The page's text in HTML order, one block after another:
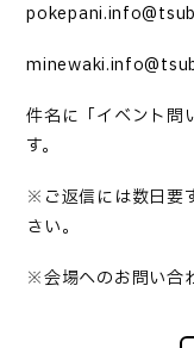
件名に「イベント問
す。
※ご返信には数日要
さい。
※会場へのお問い合